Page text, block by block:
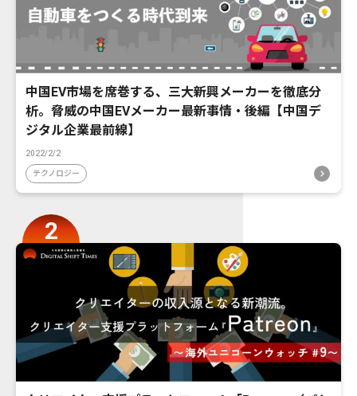
中国EV市場を席巻する、三大新興メーカーを徹底分
析。脅威の中国EVメーカー最新事情・後編【中国デ
ジタル企業最前線】
2022/2/2
テクノロジー